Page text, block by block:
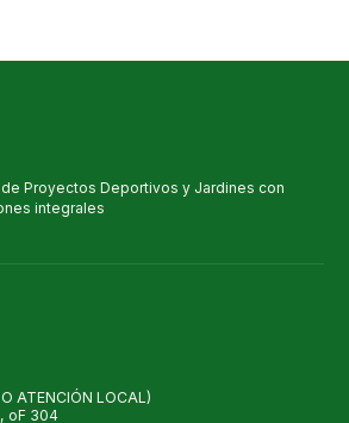
Proyectos Deportivos y Jardines con
integrales
ATENCIÓN LOCAL)
oF 304